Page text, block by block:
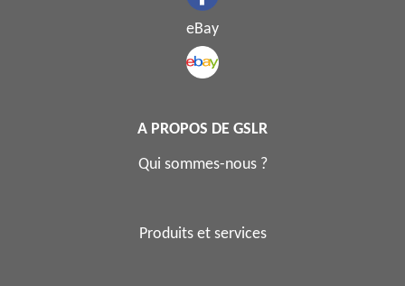
eBay
A PROPOS DE GSLR
Qui sommes-nous ?
Produits et services